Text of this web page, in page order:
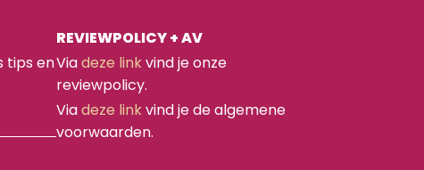
tips en
REVIEWPOLICY + AV
Viadeze linkvind je onze
reviewpolicy.
Viadeze linkvind je de algemene
voorwaarden.